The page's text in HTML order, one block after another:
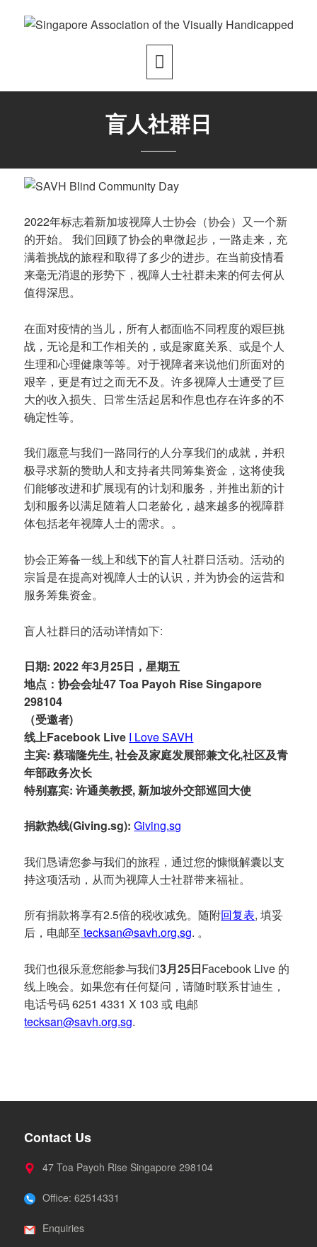
盲人社群日
2022年标志着新加坡视障人士协会（协会）又一个新
的开始。 我们回顾了协会的卑微起步，一路走来，充
满着挑战的旅程和取得了多少的进步。在当前疫情看
来毫无消退的形势下，视障人士社群未来的何去何从
值得深思。
在面对疫情的当儿，所有人都面临不同程度的艰巨挑
战，无论是和工作相关的，或是家庭关系、或是个人
生理和心理健康等等。对于视障者来说他们所面对的
艰辛，更是有过之而无不及。许多视障人士遭受了巨
大的收入损失、日常生活起居和作息也存在许多的不
确定性等。
我们愿意与我们一路同行的人分享我们的成就，并积
极寻求新的赞助人和支持者共同筹集资金，这将使我
们能够改进和扩展现有的计划和服务，并推出新的计
划和服务以满足随着人口老龄化，越来越多的视障群
体包括老年视障人士的需求。。
协会正筹备一线上和线下的盲人社群日活动。活动的
宗旨是在提高对视障人士的认识，并为协会的运营和
服务筹集资金。
盲人社群日的活动详情如下:
日期: 2022 年3月25日，星期五
地点：协会会址47 Toa Payoh Rise Singapore
298104
（受邀者)
线上Facebook Live I Love SAVH
主宾: 蔡瑞隆先生, 社会及家庭发展部兼文化,社区及青
年部政务次长
特别嘉宾: 许通美教授, 新加坡外交部巡回大使
捐款热线(Giving.sg):Giving.sg
我们恳请您参与我们的旅程，通过您的慷慨解囊以支
持这项活动，从而为视障人士社群带来福祉。
所有捐款将享有2.5倍的税收减免。随附回复表, 填妥
后，电邮至 tecksan@savh.org.sg. 。
我们也很乐意您能参与我们3月25日Facebook Live 的
线上晚会。如果您有任何疑问，请随时联系甘迪生，
电话号码 6251 4331 X 103 或 电邮
tecksan@savh.org.sg.
Contact Us
47 Toa Payoh Rise Singapore 298104
Office: 62514331
Enquiries